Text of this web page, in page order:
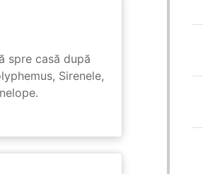
spre casă după
Sirenele,